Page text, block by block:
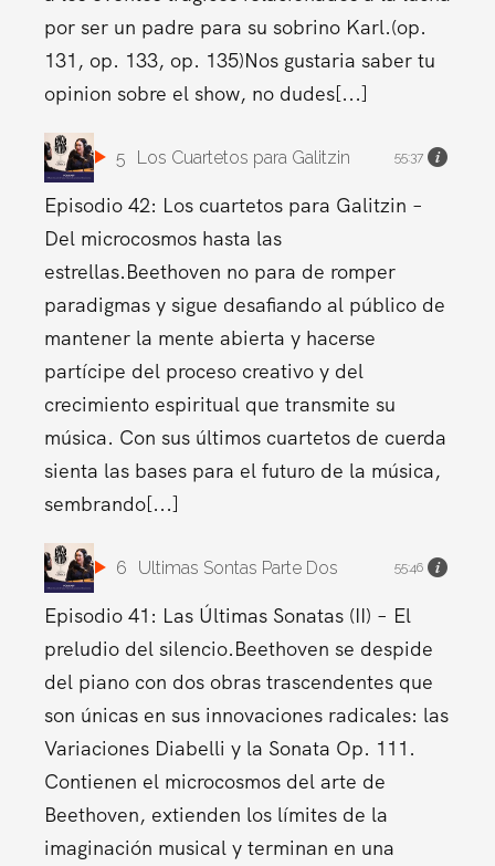
por ser un padre para su sobrino Karl.(op.
131, op. 133, op. 135)Nos gustaria saber tu
opinion sobre el show, no dudes[...]
5 Los Cuartetos para Galitzin 55:37
Episodio 42: Los cuartetos para Galitzin –
Del microcosmos hasta las
estrellas.Beethoven no para de romper
paradigmas y sigue desafiando al público de
mantener la mente abierta y hacerse
partícipe del proceso creativo y del
crecimiento espiritual que transmite su
música. Con sus últimos cuartetos de cuerda
sienta las bases para el futuro de la música,
sembrando[...]
6 Ultimas Sontas Parte Dos 55:46
Episodio 41: Las Últimas Sonatas (II) – El
preludio del silencio.Beethoven se despide
del piano con dos obras trascendentes que
son únicas en sus innovaciones radicales: las
Variaciones Diabelli y la Sonata Op. 111.
Contienen el microcosmos del arte de
Beethoven, extienden los límites de la
imaginación musical y terminan en una